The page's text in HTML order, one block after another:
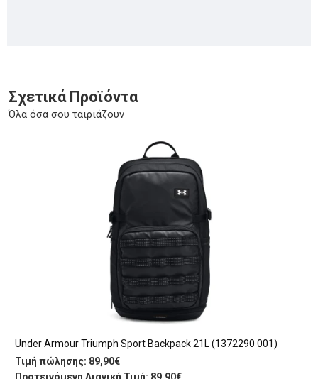
Σχετικά Προϊόντα
Όλα όσα σου ταιριάζουν
Under Armour Triumph Sport Backpack 21L (1372290 001)
Τιμή πώλησης: 89,90€